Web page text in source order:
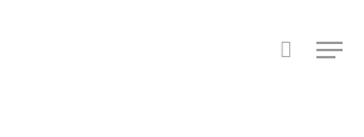
search